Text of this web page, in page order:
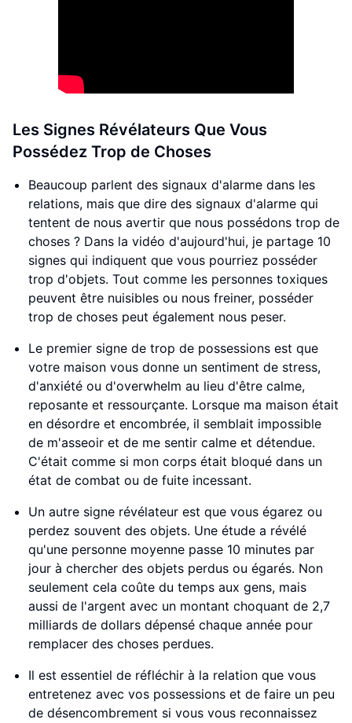
Les Signes Révélateurs Que Vous
Possédez Trop de Choses
Beaucoup parlent des signaux d'alarme dans les
relations, mais que dire des signaux d'alarme qui
tentent de nous avertir que nous possédons trop de
choses ? Dans la vidéo d'aujourd'hui, je partage 10
signes qui indiquent que vous pourriez posséder
trop d'objets. Tout comme les personnes toxiques
peuvent être nuisibles ou nous freiner, posséder
trop de choses peut également nous peser.
Le premier signe de trop de possessions est que
votre maison vous donne un sentiment de stress,
d'anxiété ou d'overwhelm au lieu d'être calme,
reposante et ressourçante. Lorsque ma maison était
en désordre et encombrée, il semblait impossible
de m'asseoir et de me sentir calme et détendue.
C'était comme si mon corps était bloqué dans un
état de combat ou de fuite incessant.
Un autre signe révélateur est que vous égarez ou
perdez souvent des objets. Une étude a révélé
qu'une personne moyenne passe 10 minutes par
jour à chercher des objets perdus ou égarés. Non
seulement cela coûte du temps aux gens, mais
aussi de l'argent avec un montant choquant de 2,7
milliards de dollars dépensé chaque année pour
remplacer des choses perdues.
Il est essentiel de réfléchir à la relation que vous
entretenez avec vos possessions et de faire un peu
de désencombrement si vous vous reconnaissez